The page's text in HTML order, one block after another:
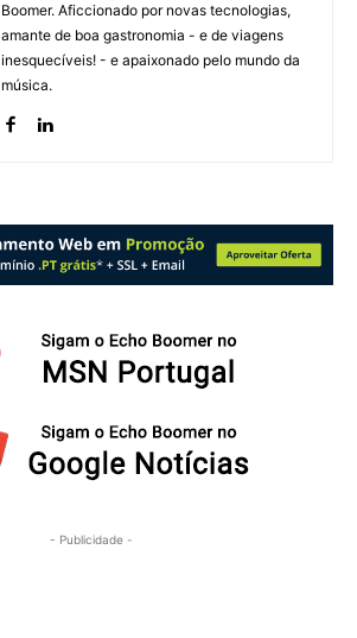
Boomer. Aficcionado por novas tecnologias,
amante de boa gastronomia - e de viagens
inesquecíveis! - e apaixonado pelo mundo da
música.
- Publicidade -